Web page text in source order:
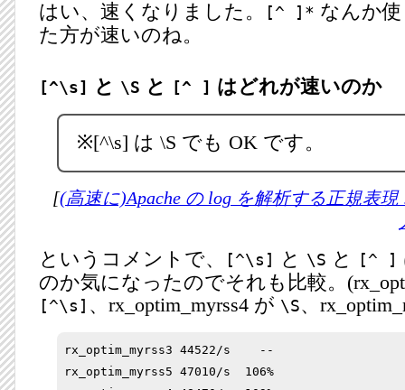
はい、速くなりました。 [^ ]* なんか
た方が速いのね。
[^\s] と \S と [^ ] はどれが速いのか
※[^\s] は \S でも OK です。
[(高速に)Apache の log を解析する正規表現
というコメントで、 [^\s] と \S と [^ ]
のか気になったのでそれも比較。
[^\s] 、rx_optim_myrss4 が \S、
rx_optim_myrss3 44522/s    --
rx_optim_myrss5 47010/s  106%